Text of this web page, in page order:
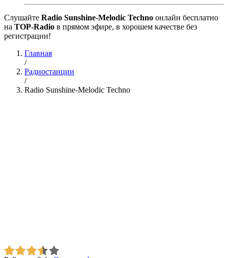
Cлушайте Radio Sunshine-Melodic Techno онлайн бесплатно
на TOP-Radio в прямом эфире, в хорошем качестве без
регистрации!
Главная
/
Радиостанции
/
Radio Sunshine-Melodic Techno